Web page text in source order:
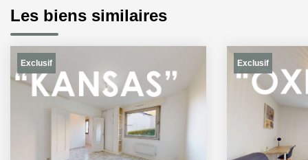
Les biens similaires
Exclusif Exclusif